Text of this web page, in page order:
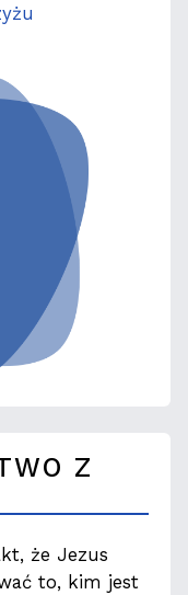
Z
że Jezus
to, kim jest